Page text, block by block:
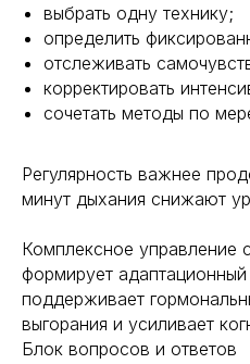
выбрать одну технику;
определить
отслеживать
корректировать
сочетать методы по
Регулярность важнее
минут дыхания снижают
Комплексное управление
формирует
поддерживает
выгорания и усиливает
Блок вопросов и ответов
*Meta (деятельность организации
запрещена на территории РФ)
©2025. All rights
reserved